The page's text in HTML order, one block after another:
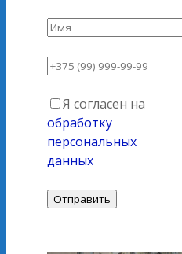
Я согласен на
обработку
персональных
данных